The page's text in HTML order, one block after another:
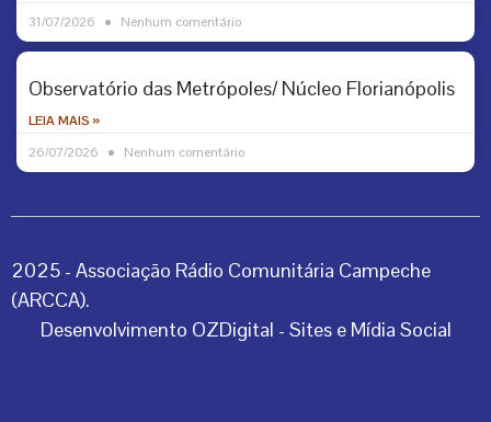
31/07/2026
Nenhum comentário
Observatório das Metrópoles/ Núcleo Florianópolis
LEIA MAIS »
26/07/2026
Nenhum comentário
2025 - Associação Rádio Comunitária Campeche
(ARCCA).
Desenvolvimento OZDigital - Sites e Mídia Social